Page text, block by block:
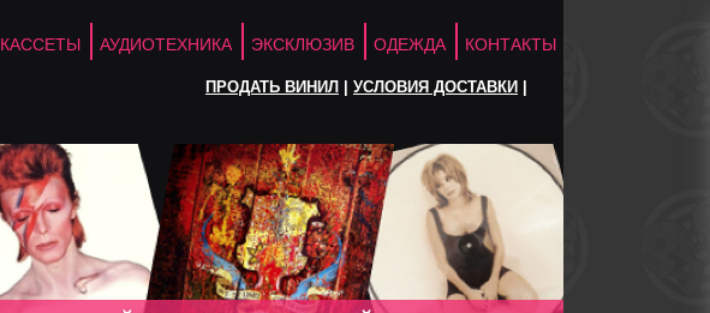
КАССЕТЫ АУДИОТЕХНИКА ЭКСКЛЮЗИВ ОДЕЖДА КОНТАКТЫ
ПРОДАТЬ ВИНИЛ УСЛОВИЯ ДОСТАВКИ